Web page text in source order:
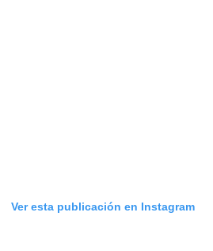
Ver esta publicación en Instagram